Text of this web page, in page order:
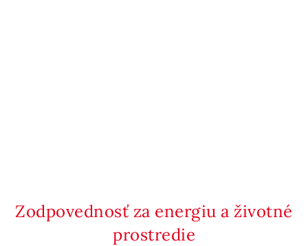
Zodpovednosť za energiu a životné
prostredie